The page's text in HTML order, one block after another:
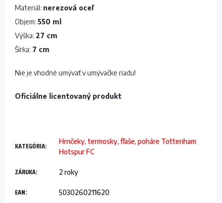
Materiál: nerezová oceľ
Objem: 550 ml
Výška: 27 cm
Šírka: 7 cm
Nie je vhodné umývať v umývačke riadu!
Oficiálne licentovaný produkt
KATEGÓRIA:
Hrnčeky, termosky, fľaše, poháre Tottenham
Hotspur FC
ZÁRUKA: 2 roky
EAN: 5030260211620